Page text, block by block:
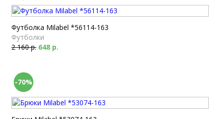
Футболка Milabel *56114-163
Футболки
2 160 р. 648 р.
-70%